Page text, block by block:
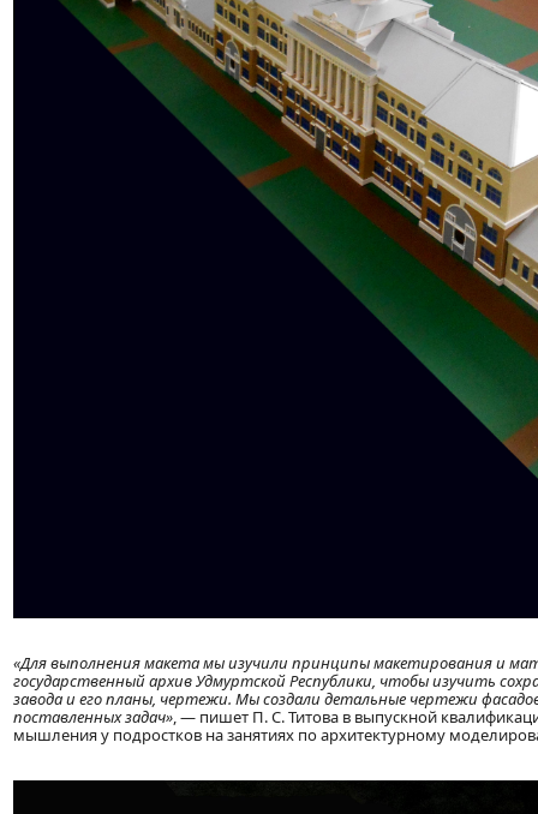
«Для выполнения макета мы изучили принципы макетирования и
государственный архив Удмуртской Республики, чтобы изучить
завода и его планы, чертежи. Мы создали детальные чертежи
поставленных задач», — пишет П. С. Титова в выпускной
мышления у подростков на занятиях по архитектурному